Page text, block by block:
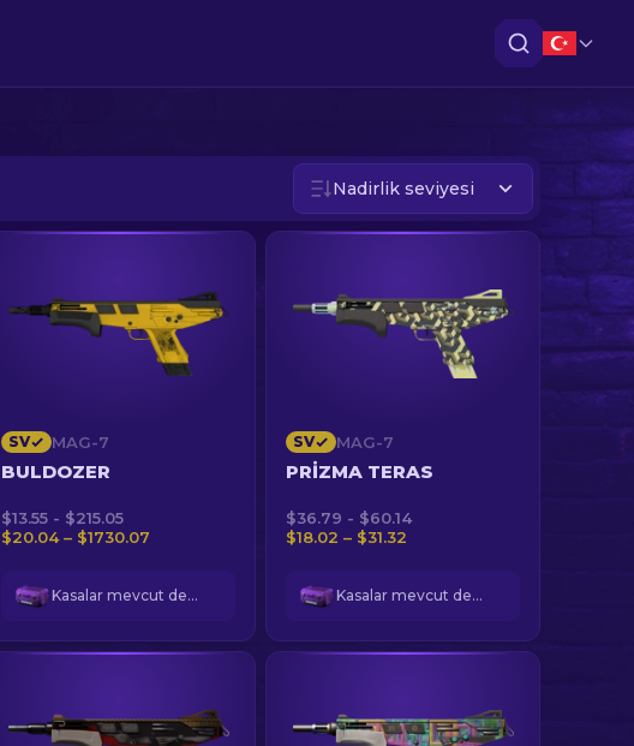
Nadirlik seviyesi
SV MAG-7
BULDOZER
$13.55 - $215.05
$20.04 – $1730.07
Kasalar mevcut değil
SV MAG-7
PRIZMA TERAS
$36.79 - $60.14
$18.02 – $31.32
Kasalar mevcut değil